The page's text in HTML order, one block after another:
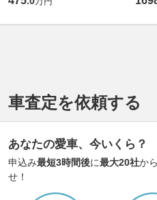
車査定を依頼する
あなたの愛車、今いくら？
申込み最短3時間後に最大20社か
せ！